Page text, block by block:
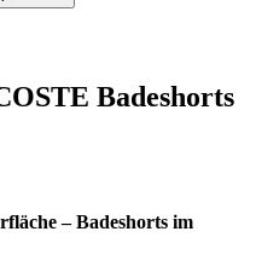
Badeshorts
– Badeshorts im